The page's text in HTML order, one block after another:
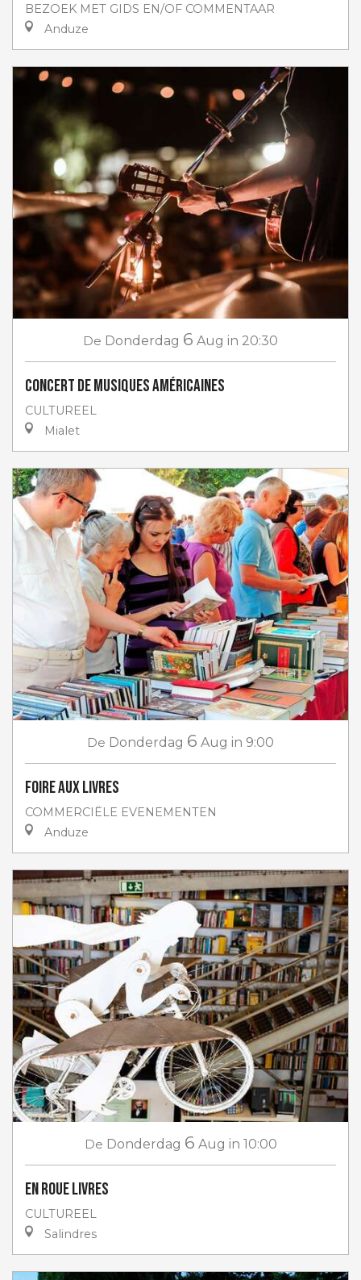
BEZOEK MET GIDS EN/OF COMMENTAAR
Anduze
De Donderdag 6 Aug in 20:30
Concert de musiques américaines
CULTUREEL
Mialet
De Donderdag 6 Aug in 9:00
Foire aux livres
COMMERCIËLE EVENEMENTEN
Anduze
De Donderdag 6 Aug in 10:00
En roue livres
CULTUREEL
Salindres